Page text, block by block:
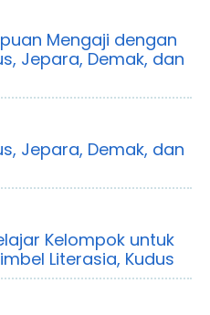
Mengaji dengan
Jepara, Demak, dan
Jepara, Demak, dan
Kelompok untuk
Literasia, Kudus